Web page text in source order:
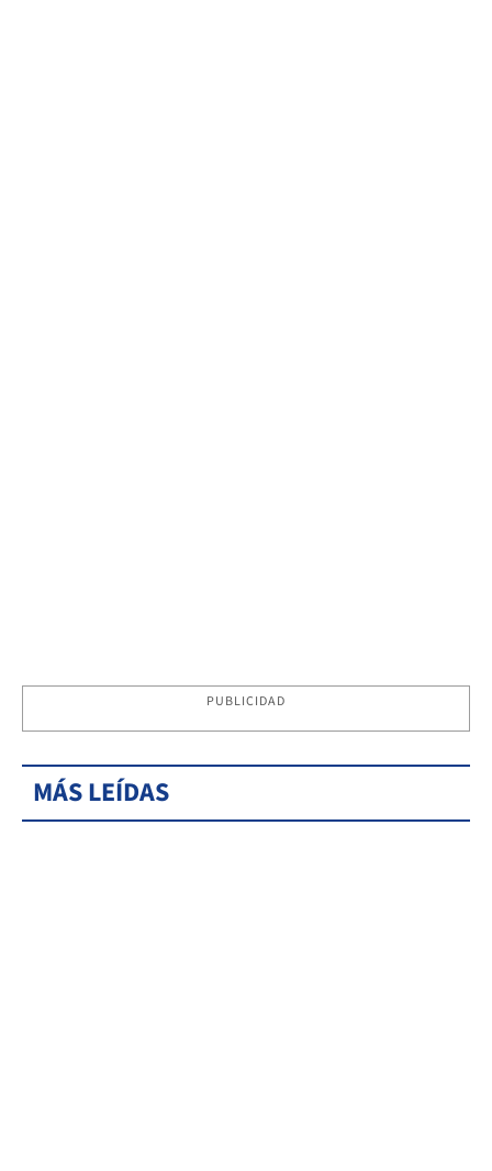
PUBLICIDAD
MÁS LEÍDAS